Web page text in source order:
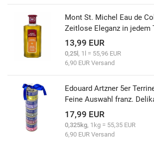
Mont St. Michel Eau de
Zeitlose Eleganz in jedem
13,99 EUR
0,25l , 1l = 55,96 EUR
6,90 EUR Versand
Edouard Artzner 5er
Feine Auswahl franz.
17,99 EUR
0,325kg, 1kg = 55,35 EUR
6,90 EUR Versand